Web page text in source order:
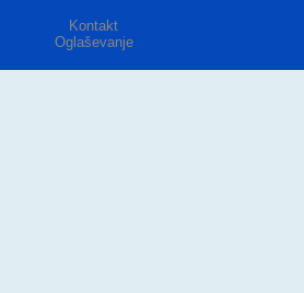
Kontakt
Oglaševanje